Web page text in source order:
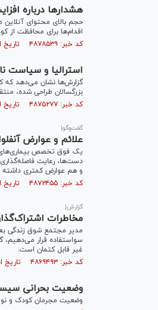
هشدارها درباره
حجم بالای محتوای
اقدام‌ها برای محافظت از
کد خبر: ۴۸۷۸۵۳۹ تاریخ انتشار : ۱۴۰۴/۱۱/۰۶
استرالیا و سیاست
گزارش‌ها نشان می‌دهد که
بزرگسالان طراحی شده،
کد خبر: ۴۸۷۵۲۷۷ تاریخ انتشار : ۱۴۰۴/۱۰/۱۴
گفت‌وگو|
علائم و عوارض آنفلوانزا در کودکان/۳
یک فوق تخصص بیماری‌های
دست‌ها، رعایت
و هم عوارض کمتری داشته
کد خبر: ۴۸۷۲۴۵۵ تاریخ انتشار : ۱۴۰۴/۰۹/۲۹
گزارش|
مخاطرات
مدیر مجتمع شوق زندگی
سواستفاده قرار می‌دهیم،
غیر قابل کتمان است.
کد خبر: ۴۸۶۹۴۹۳ تاریخ انتشار : ۱۴۰۴/۰۹/۱۰
وضعیت بحرانی
وضعیت مجرمان کودک و